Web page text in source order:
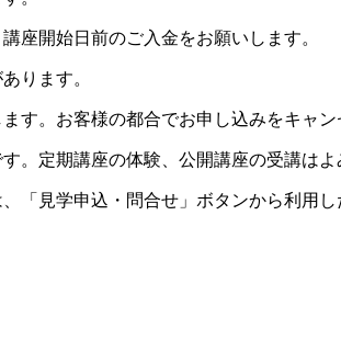
座開始日前のご入金をお願いします。
ります。
。お客様の都合でお申し込みをキャン
定期講座の体験、公開講座の受講はよ
見学申込・問合せ」ボタンから利用し